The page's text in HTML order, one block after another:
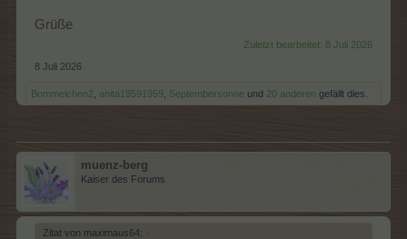
Grüße
Zuletzt bearbeitet: 8 Juli 2026
8 Juli 2026
Bommelchen2 anita19591959 Septembersonne und 20 anderen gefällt dies.
muenz-berg
Kaiser des Forums
Zitat von maximaus64: ↑